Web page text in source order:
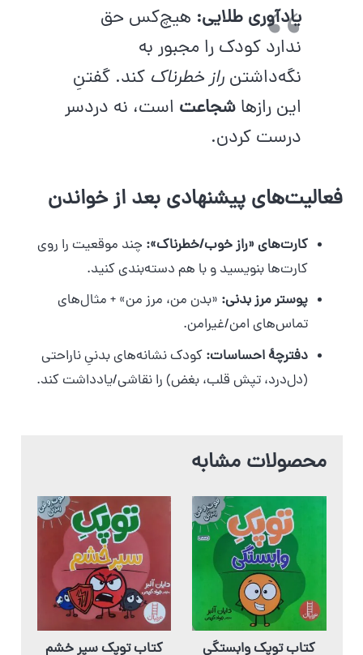
یادآوری طلایی: هیچ‌کس حق
ندارد کودک را مجبور به
نگه‌داشتنراز خطرناک کند. گفتنِ
این رازهاشجاعت است، نه دردسر
درست کردن.
فعالیت‌های پیشنهادی بعد از خواندن
کارت‌های «راز خوب/خطرناک»: چند موقعیت را روی
کارت‌ها بنویسید و با هم دسته‌بندی کنید.
پوستر مرز بدنی: «بدن من، مرز من» + مثال‌های
تماس‌های امن/غیرامن.
دفترچهٔ احساسات:کودک نشانه‌های بدنیِ ناراحتی
(دل‌درد، تپش قلب، بغض) را نقاشی/یادداشت کند.
محصولات مشابه
کتاب توپک وابستگی کتاب توپک سپر خشم